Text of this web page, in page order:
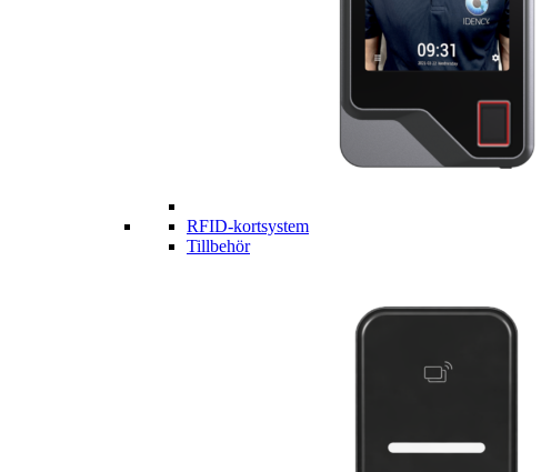
RFID-kortsystem
Tillbehör